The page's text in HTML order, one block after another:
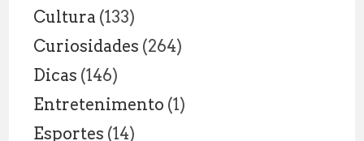
Cultura (133)
Curiosidades (264)
Dicas (146)
Entretenimento (1)
Esportes (14)